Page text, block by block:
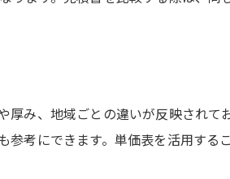
ント
み、地域ごとの違いが反映されて
考にできます。単価表を活用する